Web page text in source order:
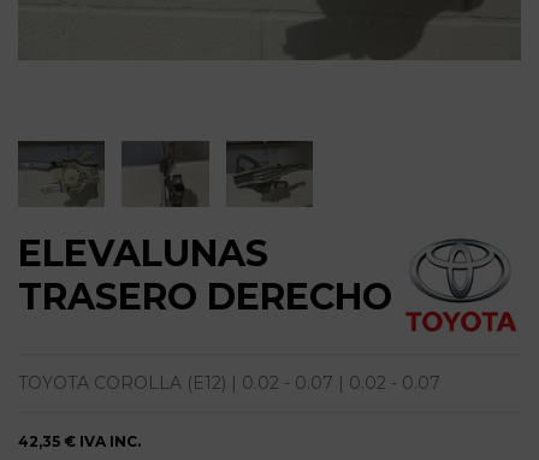
ELEVALUNAS
TRASERO DERECHO
TOYOTA COROLLA (E12) | 0.02 - 0.07 | 0.02 - 0.07
42,35 € IVA INC.